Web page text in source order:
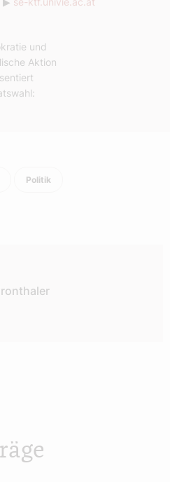
und
Aktion
Politik